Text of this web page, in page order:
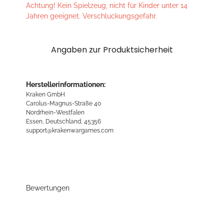
Achtung! Kein Spielzeug, nicht für Kinder unter 14
Jahren geeignet. Verschluckungsgefahr.
Angaben zur Produktsicherheit
Herstellerinformationen:
Kraken GmbH
Carolus-Magnus-Straße 40
Nordrhein-Westfalen
Essen, Deutschland, 45356
support@krakenwargames.com
Bewertungen